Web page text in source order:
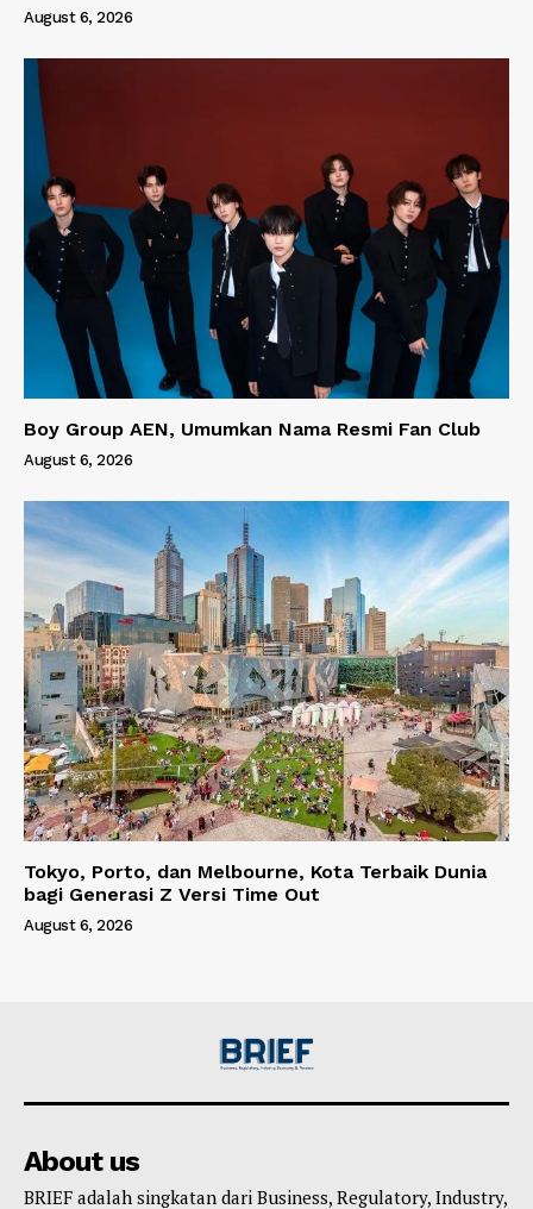
August 6, 2026
Boy Group AEN, Umumkan Nama Resmi Fan Club
August 6, 2026
Tokyo, Porto, dan Melbourne, Kota Terbaik Dunia
bagi Generasi Z Versi Time Out
August 6, 2026
About us
BRIEF adalah singkatan dari Business, Regulatory, Industry,